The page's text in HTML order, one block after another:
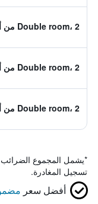
Double room، 2 من أسرّة الكوين
Double room، 2 من أسرّة الكوين
Double room، 2 من أسرّة الكوين
*يشمل المجموع الضرائب
تسجيل المغادرة.
أفضل سعر